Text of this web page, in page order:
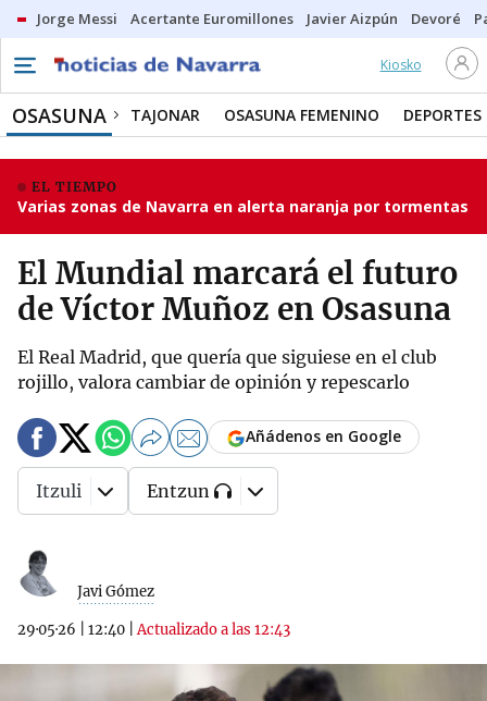
Jorge Messi Acertante Euromillones Javier Aizpún Devoré
Kiosko
OSASUNA TAJONAR OSASUNA FEMENINO DEPORTES
EL TIEMPO
Varias zonas de Navarra en alerta naranja por tormentas
El Mundial marcará el futuro
de Víctor Muñoz en Osasuna
El Real Madrid, que quería que siguiese en el club
rojillo, valora cambiar de opinión y repescarlo
Javi Gómez
29·05·26 12:40 |Actualizado a las 12:43
Añádenos en Google
Itzuli Entzun